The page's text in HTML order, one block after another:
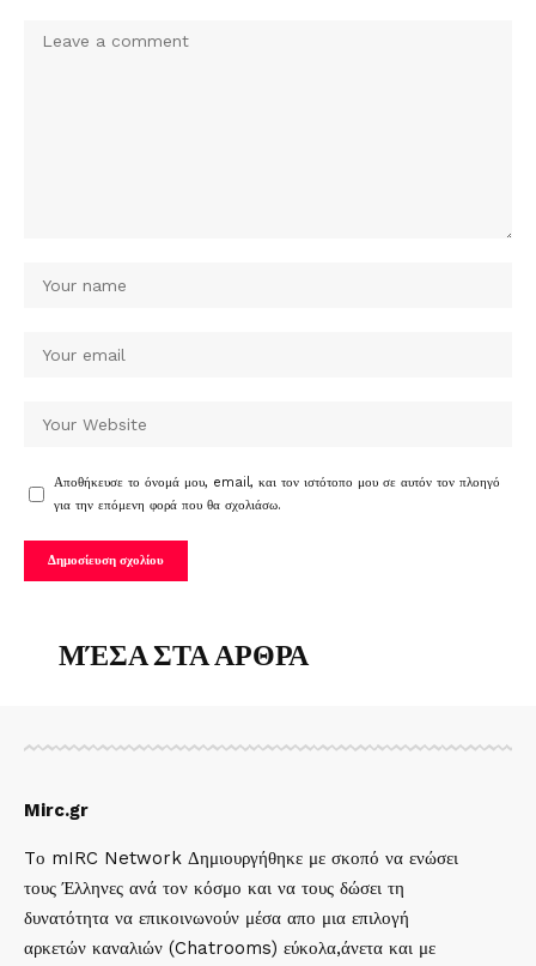
Αποθήκευσε το όνομά μου, email, και τον ιστότοπο μου σε αυτόν τον πλοηγό
για την επόμενη φορά που θα σχολιάσω.
ΜΈΣΑ ΣΤΑ ΑΡΘΡΑ
Mirc.gr
Tο mIRC Network Δημιουργήθηκε με σκοπό να ενώσει
τους Έλληνες ανά τον κόσμο και να τους δώσει τη
δυνατότητα να επικοινωνούν μέσα απο μια επιλογή
αρκετών καναλιών (Chatrooms) εύκολα,άνετα και με